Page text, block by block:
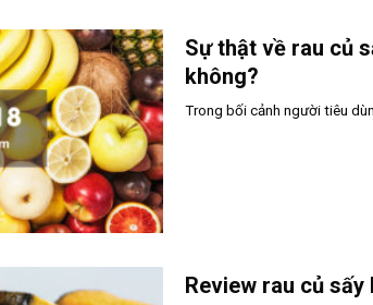
Sự thật về rau củ
không?
Trong bối cảnh người tiêu
Review rau củ sấy